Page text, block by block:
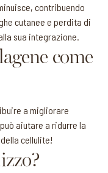
contribuendo
cutanee e perdita di
sua integrazione.
come
a migliorare
aiutare a ridurre la
cellulite!